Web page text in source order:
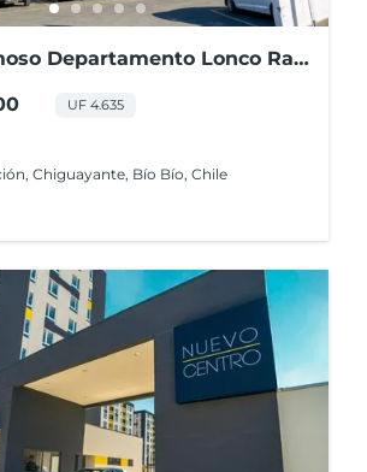
Departamento Lonco Ray
UF 4.635
Chiguayante, Bío Bío, Chile